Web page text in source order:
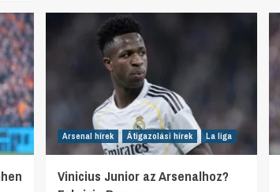
Arsenal hírek Átigazolási hírek La liga
Vinicius Junior az Arsenalhoz?